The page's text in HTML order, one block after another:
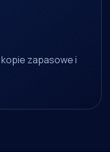
zapasowe i